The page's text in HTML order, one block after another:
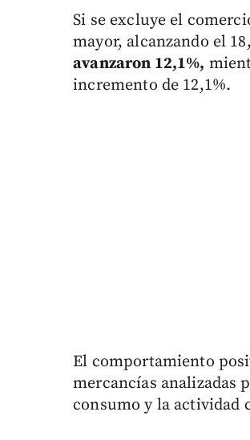
Si se excluye el
mayor, alcanzando el
avanzaron 12,1%,
incremento de 12,1%.
El comportamiento
mercancías analizadas
consumo y la actividad